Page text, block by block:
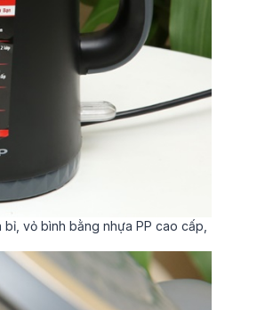
vỏ bình bằng nhựa PP cao cấp,